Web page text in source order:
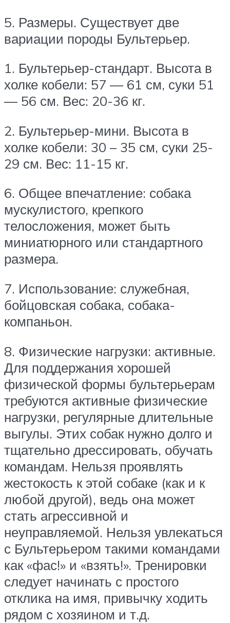
5. Размеры. Существует две
вариации породы Бультерьер.
1. Бультерьер-стандарт. Высота в
холке кобели: 57 — 61 см, суки 51
— 56 см. Вес: 20-36 кг.
2. Бультерьер-мини. Высота в
холке кобели: 30 – 35 см, суки 25-
29 см. Вес: 11-15 кг.
6. Общее впечатление: собака
мускулистого, крепкого
телосложения, может быть
миниатюрного или стандартного
размера.
7. Использование: служебная,
бойцовская собака, собака-
компаньон.
8. Физические нагрузки: активные.
Для поддержания хорошей
физической формы бультерьерам
требуются активные физические
нагрузки, регулярные длительные
выгулы. Этих собак нужно долго и
тщательно дрессировать, обучать
командам. Нельзя проявлять
жестокость к этой собаке (как и к
любой другой), ведь она может
стать агрессивной и
неуправляемой. Нельзя увлекаться
с Бультерьером такими командами
как «фас!» и «взять!». Тренировки
следует начинать с простого
отклика на имя, привычку ходить
рядом с хозяином и т.д.